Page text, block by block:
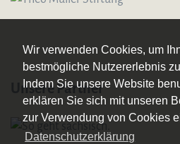
Wir verwenden Cookies, um
bestmögliche Nutzererlebnis
Indem Sie unsere Website
erklären Sie sich mit unseren
zur Verwendung von Cookies
Datenschutzerklärung
Unsere Partner